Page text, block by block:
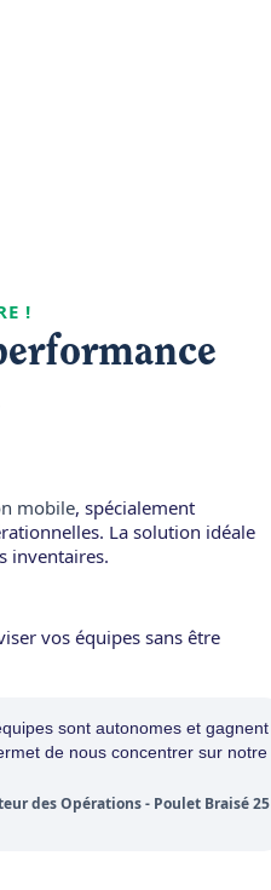
!
mobile, spécialement
La solution idéale
inventaires.
vos équipes sans être
sont autonomes et gagnent
de nous concentrer sur notre
des Opérations - Poulet Braisé 25